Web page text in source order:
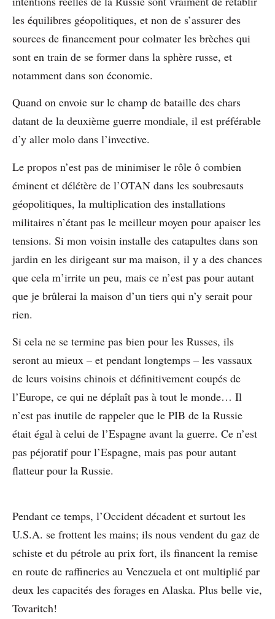
les équilibres géopolitiques, et non de s’assurer des
sources de financement pour colmater les brèches qui
sont en train de se former dans la sphère russe, et
notamment dans son économie.
Quand on envoie sur le champ de bataille des chars
datant de la deuxième guerre mondiale, il est préférable
d’y aller molo dans l’invective.
Le propos n’est pas de minimiser le rôle ô combien
éminent et délétère de l’OTAN dans les soubresauts
géopolitiques, la multiplication des installations
militaires n’étant pas le meilleur moyen pour apaiser les
tensions. Si mon voisin installe des catapultes dans son
jardin en les dirigeant sur ma maison, il y a des chances
que cela m’irrite un peu, mais ce n’est pas pour autant
que je brûlerai la maison d’un tiers qui n’y serait pour
rien.
Si cela ne se termine pas bien pour les Russes, ils
seront au mieux – et pendant longtemps – les vassaux
de leurs voisins chinois et définitivement coupés de
l’Europe, ce qui ne déplaît pas à tout le monde… Il
n’est pas inutile de rappeler que le PIB de la Russie
était égal à celui de l’Espagne avant la guerre. Ce n’est
pas péjoratif pour l’Espagne, mais pas pour autant
flatteur pour la Russie.
Pendant ce temps, l’Occident décadent et surtout les
U.S.A. se frottent les mains; ils nous vendent du gaz de
schiste et du pétrole au prix fort, ils financent la remise
en route de raffineries au Venezuela et ont multiplié par
deux les capacités des forages en Alaska. Plus belle vie,
Tovaritch!